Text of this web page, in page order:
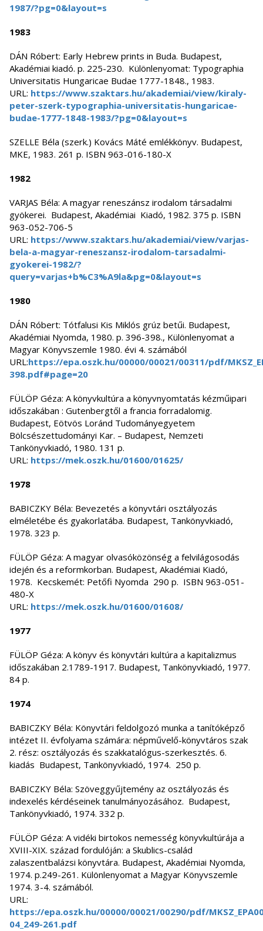
1987/?pg=0&layout=s
1983
DÁN Róbert: Early Hebrew prints in Buda. Budapest,
Akadémiai kiadó. p. 225-230. Különlenyomat: Typographia
Universitatis Hungaricae Budae 1777-1848., 1983.
URL: https://www.szaktars.hu/akademiai/view/kiraly-
peter-szerk-typographia-universitatis-hungaricae-
budae-1777-1848-1983/?pg=0&layout=s
SZELLE Béla (szerk.) Kovács Máté emlékkönyv. Budapest,
MKE, 1983. 261 p. ISBN 963-016-180-X
1982
VARJAS Béla: A magyar reneszánsz irodalom társadalmi
gyökerei. Budapest, Akadémiai Kiadó, 1982. 375 p. ISBN
963-052-706-5
URL: https://www.szaktars.hu/akademiai/view/varjas-
bela-a-magyar-reneszansz-irodalom-tarsadalmi-
gyokerei-1982/?
query=varjas+b%C3%A9la&pg=0&layout=s
1980
DÁN Róbert: Tótfalusi Kis Miklós grúz betűi. Budapest,
Akadémiai Nyomda, 1980. p. 396-398., Különlenyomat a
Magyar Könyvszemle 1980. évi 4. számából
URL:https://epa.oszk.hu/00000/00021/00311/pdf/
398.pdf#page=20
FÜLÖP Géza: A könyvkultúra a könyvnyomtatás kézműipari
időszakában : Gutenbergtől a francia forradalomig.
Budapest, Eötvös Loránd Tudományegyetem
Bölcsészettudományi Kar. – Budapest, Nemzeti
Tankönyvkiadó, 1980. 131 p.
URL: https://mek.oszk.hu/01600/01625/
1978
BABICZKY Béla: Bevezetés a könyvtári osztályozás
elméletébe és gyakorlatába. Budapest, Tankönyvkiadó,
1978. 323 p.
FÜLÖP Géza: A magyar olvasóközönség a felvilágosodás
idején és a reformkorban. Budapest, Akadémiai Kiadó,
1978. Kecskemét: Petőfi Nyomda 290 p. ISBN 963-051-
480-X
URL: https://mek.oszk.hu/01600/01608/
1977
FÜLÖP Géza: A könyv és könyvtári kultúra a kapitalizmus
időszakában 2.1789-1917. Budapest, Tankönyvkiadó, 1977.
84 p.
1974
BABICZKY Béla: Könyvtári feldolgozó munka a tanítóképző
intézet II. évfolyama számára: népművelő-könyvtáros szak
2. rész: osztályozás és szakkatalógus-szerkesztés. 6.
kiadás Budapest, Tankönyvkiadó, 1974. 250 p.
BABICZKY Béla: Szöveggyűjtemény az osztályozás és
indexelés kérdéseinek tanulmányozásához. Budapest,
Tankönyvkiadó, 1974. 332 p.
FÜLÖP Géza: A vidéki birtokos nemesség könyvkultúrája a
XVIII-XIX. század fordulóján: a Skublics-család
zalaszentbalázsi könyvtára. Budapest, Akadémiai Nyomda,
1974. p.249-261. Különlenyomat a Magyar Könyvszemle
1974. 3-4. számából.
URL:
https://epa.oszk.hu/00000/00021/00290/pdf/
04_249-261.pdf